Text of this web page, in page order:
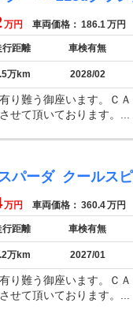
万円 車両価格： 186.1万円
行距離 車検有無
万km 2028/02
り難う御座います。ＣＡ
せて頂いております。...
パーダ クールス
万円 車両価格： 360.4万円
行距離 車検有無
万km 2027/01
り難う御座います。ＣＡ
せて頂いております。...